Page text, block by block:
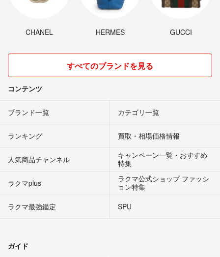
CHANEL HERMES GUCCI
すべてのブランドを見る
コンテンツ
ブランド一覧 カテゴリ一覧
ランキング 買取・相場価格情報
人気商品チャンネル
キャンペーン一覧・おすすめ
特集
ラクマplus
ラクマ公式ショップ ファッシ
ョン特集
ラクマ最強鑑定
SPU
ガイド